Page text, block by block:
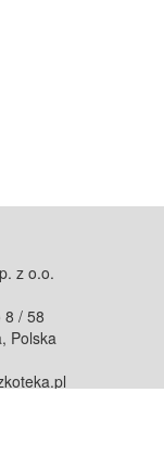
z o.o.
8 / 58
Polska